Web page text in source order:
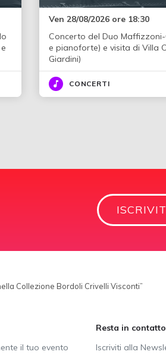
Ven 28/08/2026 ore 18:30
Concerto del Duo
e pianoforte) e visita di Villa
Giardini)
CONCERTI
Collezione Bordoli Crivelli Visconti”
il tuo evento
Resta in contatto
Iscriviti alla